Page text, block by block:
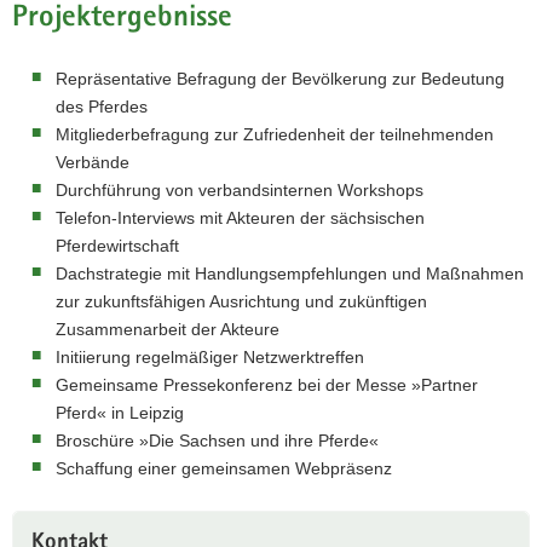
Projektergebnisse
Repräsentative Befragung der Bevölkerung zur Bedeutung
des Pferdes
Mitgliederbefragung zur Zufriedenheit der teilnehmenden
Verbände
Durchführung von verbandsinternen Workshops
Telefon-Interviews mit Akteuren der sächsischen
Pferdewirtschaft
Dachstrategie mit Handlungsempfehlungen und Maßnahmen
zur zukunftsfähigen Ausrichtung und zukünftigen
Zusammenarbeit der Akteure
Initiierung regelmäßiger Netzwerktreffen
Gemeinsame Pressekonferenz bei der Messe »Partner
Pferd« in Leipzig
Broschüre »Die Sachsen und ihre Pferde«
Schaffung einer gemeinsamen Webpräsenz